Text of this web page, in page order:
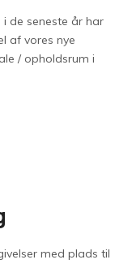
de seneste år har
af vores nye
/ opholdsrum i
med plads til